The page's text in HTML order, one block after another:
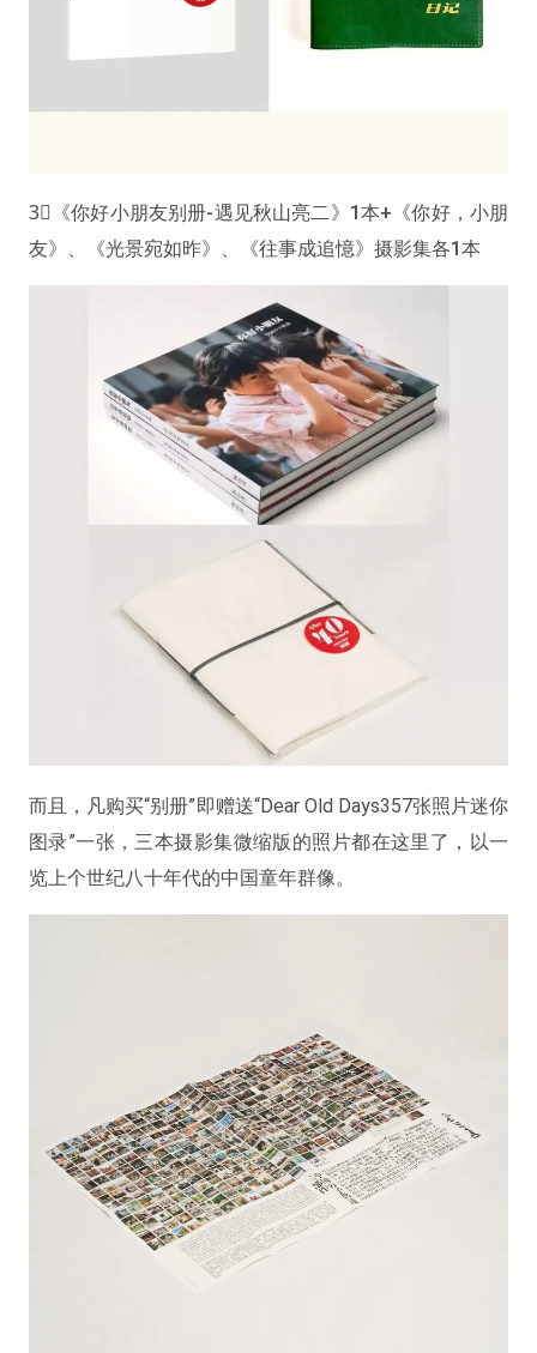
3⃣️《你好小朋友别册-遇见秋山亮二》1本+《你好，小朋
友》、《光景宛如昨》、《往事成追憶》摄影集各1本
而且，凡购买“别册”即赠送“Dear Old Days357张照片迷你
图录”一张，三本摄影集微缩版的照片都在这里了，以一
览上个世纪八十年代的中国童年群像。